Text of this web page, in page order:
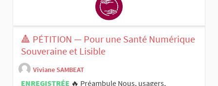
🔺 PÉTITION — Pour une Santé Numérique
Souveraine et Lisible
Viviane SAMBEAT
ENREGISTRÉE 🔥 Préambule Nous, usagers,